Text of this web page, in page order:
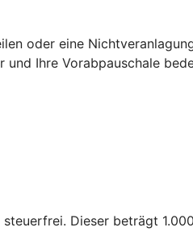
oder eine
Ihre Vorabpauschale
Dieser beträgt